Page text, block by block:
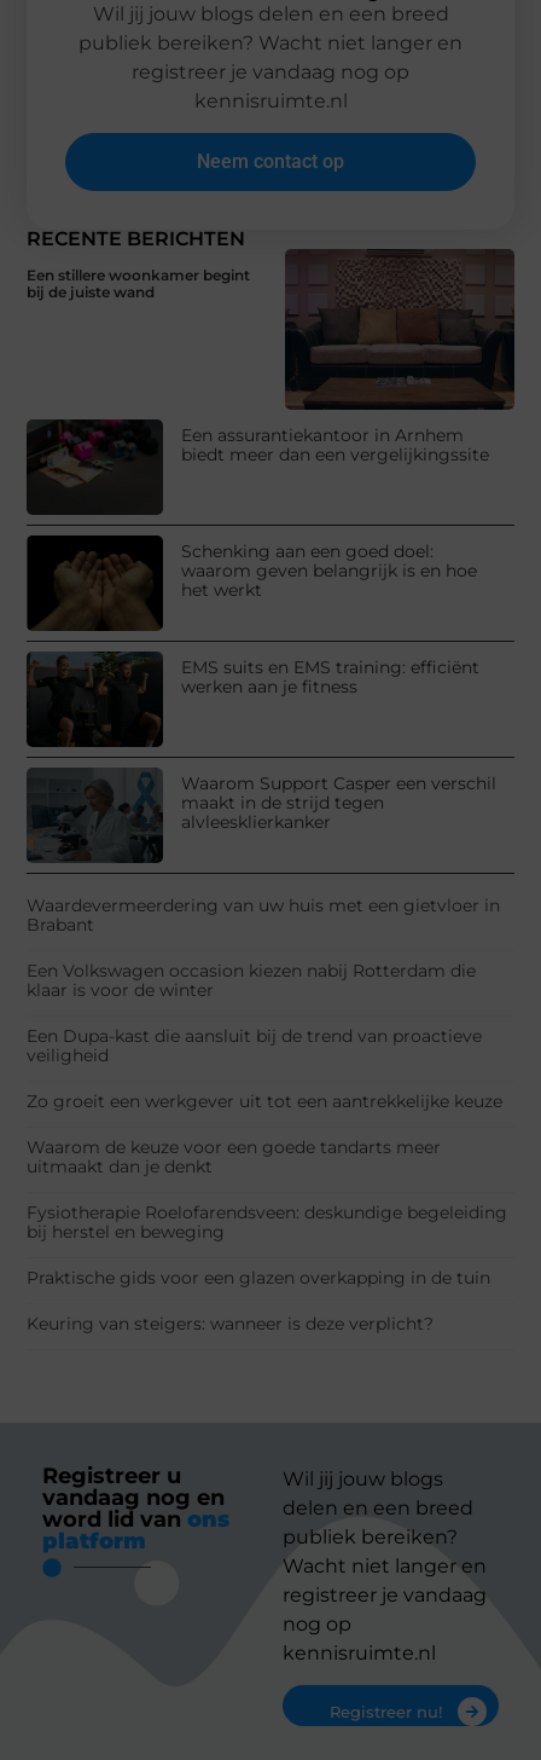
RECENTE BERICHTEN
Een stillere woonkamer begint
bij de juiste wand
Een assurantiekantoor in Arnhem
biedt meer dan een vergelijkingssite
Schenking aan een goed doel:
waarom geven belangrijk is en hoe
het werkt
EMS suits en EMS training: efficiënt
werken aan je fitness
Waarom Support Casper een verschil
maakt in de strijd tegen
alvleesklierkanker
Waardevermeerdering van uw huis met een gietvloer in
Brabant
Een Volkswagen occasion kiezen nabij Rotterdam die
klaar is voor de winter
Een Dupa-kast die aansluit bij de trend van proactieve
veiligheid
Zo groeit een werkgever uit tot een aantrekkelijke keuze
Waarom de keuze voor een goede tandarts meer
uitmaakt dan je denkt
Fysiotherapie Roelofarendsveen: deskundige begeleiding
bij herstel en beweging
Praktische gids voor een glazen overkapping in de tuin
Keuring van steigers: wanneer is deze verplicht?
Wil jij jouw blogs delen en een breed
publiek bereiken? Wacht niet langer en
registreer je vandaag nog op
kennisruimte.nl
Neem contact op
Registreer u
vandaag nog en
word lid van ons
platform
Wil jij jouw blogs
delen en een breed
publiek bereiken?
Wacht niet langer en
registreer je vandaag
nog op
kennisruimte.nl
Registreer nu!